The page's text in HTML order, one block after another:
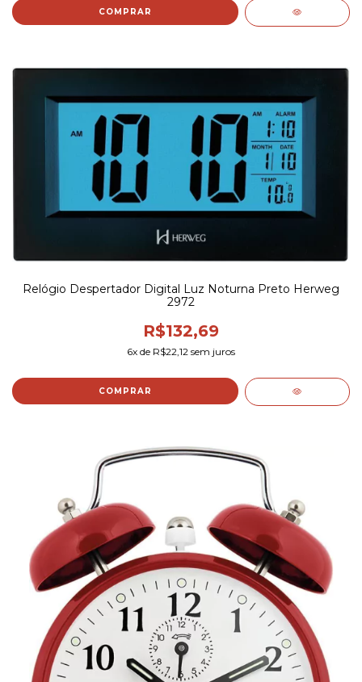
COMPRAR
Relógio Despertador Digital Luz Noturna Preto Herweg
2972
R$132,69
6x de R$22,12 sem juros
COMPRAR